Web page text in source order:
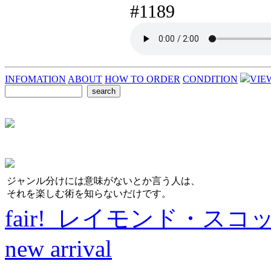
#1189
INFOMATION ABOUT HOW TO ORDER CONDITION
ジャンル分けには意味がないとか言う人は、
それを楽しむ術を知らないだけです。
fair! レイモンド・スコ
new arrival